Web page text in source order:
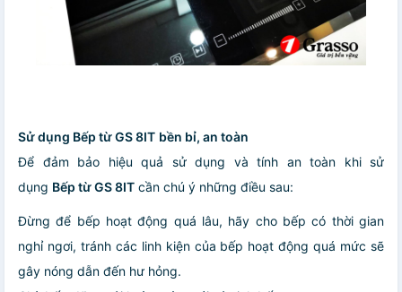
Sử dụng Bếp từ GS 8IT bền bỉ, an toàn
Để đảm bảo hiệu quả sử dụng và tính an toàn khi sử
dụng Bếp từ GS 8IT cần chú ý những điều sau:
Đừng để bếp hoạt động quá lâu, hãy cho bếp có thời gian
nghỉ ngơi, tránh các linh kiện của bếp hoạt động quá mức sẽ
gây nóng dẫn đến hư hỏng.